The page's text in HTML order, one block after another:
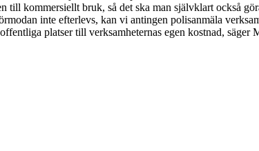
till kommersiellt bruk, så det ska man självklart också
inte efterlevs, kan vi antingen polisanmäla
platser till verksamheternas egen kostnad,